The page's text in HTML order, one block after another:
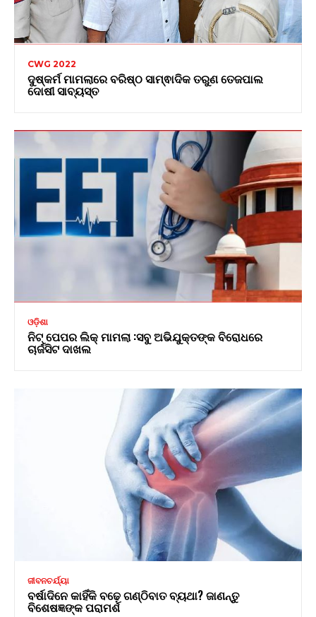
CWG 2022
ଦୁଷ୍କର୍ମ ମାମଲାରେ ବରିଷ୍ଠ ସାମ୍ଵାଦିକ ତରୁଣ ତେଜପାଲ
ଦୋଷୀ ସାବ୍ୟସ୍ତ
ଓଡ଼ିଶା
ନିଟ୍ ପେପର ଲିକ୍ ମାମଲା :ସବୁ ଅଭିଯୁକ୍ତଙ୍କ ବିରୋଧରେ
ଚାର୍ଜସିଟ ଦାଖଲ
ଜୀବନଚର୍ଯ୍ୟା
ବର୍ଷାଦିନେ କାହିଁକି ବଢ଼େ ଗଣ୍ଠିବାତ ବ୍ୟଥା? ଜାଣନ୍ତୁ
ବିଶେଷଜ୍ଞଙ୍କ ପରାମର୍ଶ